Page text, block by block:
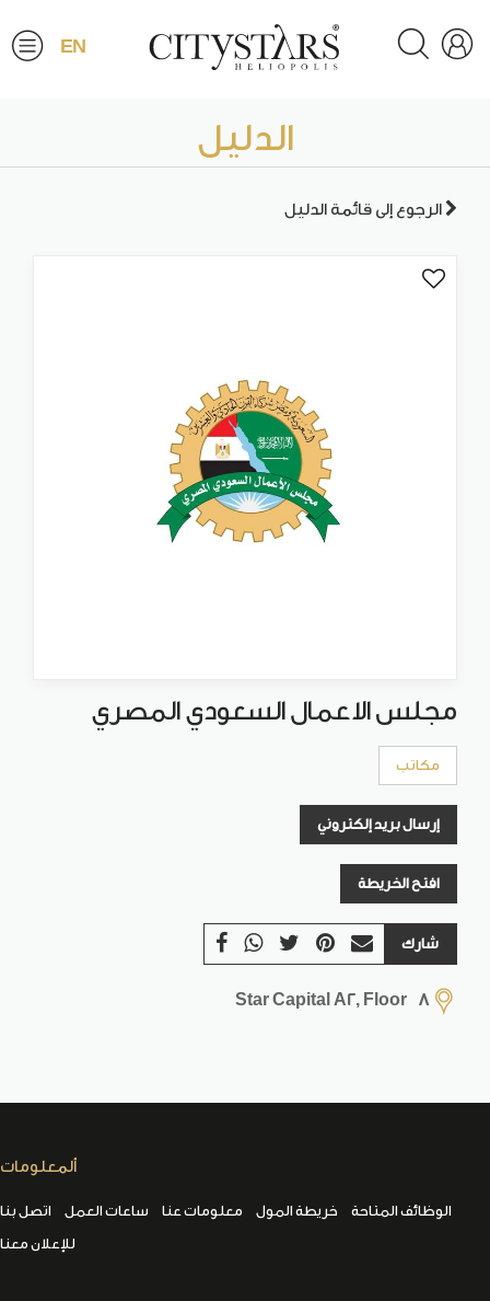
EN
الدليل
الرجوع إلى قائمة الدليل
مجلس الاعمال السعودي المصري
مكاتب
إرسال بريد إلكتروني
افتح الخريطة
شارك
Star Capital A2, Floor 8
ألمعلومات
اتصل بنا ساعات العمل معلومات عنا خريطة المول
الوظائف المتاحة
للإعلان معنا